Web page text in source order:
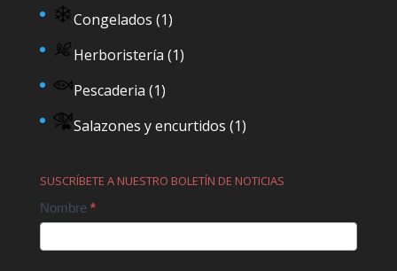
Congelados (1)
Herboristería (1)
Pescaderia (1)
Salazones y encurtidos (1)
SUSCRÍBETE A NUESTRO BOLETÍN DE NOTICIAS
Contact
Nombre *